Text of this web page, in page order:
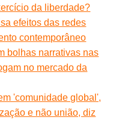
da liberdade?
efeitos das redes
contemporâneo
bolhas narrativas nas
no mercado da
'comunidade global',
e não união, diz